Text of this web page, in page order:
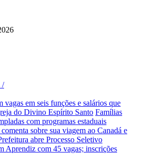
/
vagas em seis funções e salários que
do Divino Espírito Santo Famílias
com programas estaduais
sobre sua viagem ao Canadá e
abre Processo Seletivo
Aprendiz com 45 vagas; inscrições